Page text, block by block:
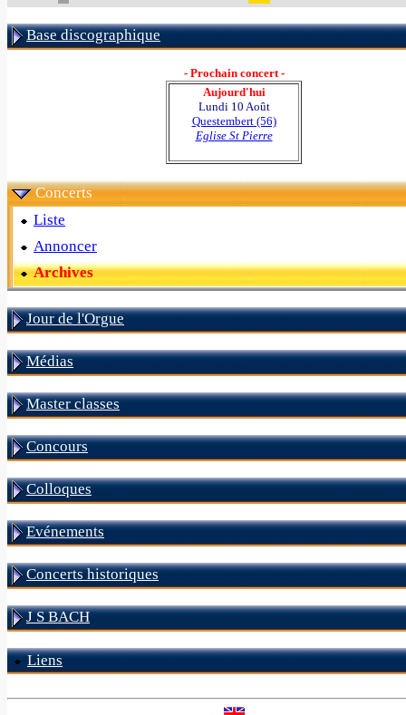
Base discographique
- Prochain concert -
Aujourd'hui
Lundi 10 Août
Questembert (56)
Eglise St Pierre
Concerts
Liste
Annoncer
Archives
Jour de l'Orgue
Médias
Master classes
Concours
Colloques
Evénements
Concerts historiques
J S BACH
Liens